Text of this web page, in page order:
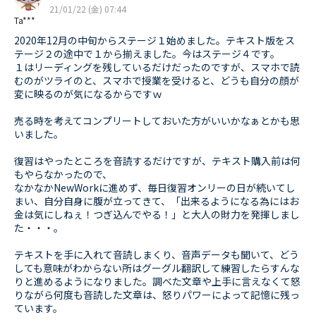
Ta***
21/01/22 (金) 07:44
2020年12月の中旬からステージ１始めました。テキスト版をス
テージ２の途中で１から揃えました。今はステージ４です。
１はリーディングを残しているだけだったのですが、スマホで読
むのがツライのと、スマホで授業を受けると、どうも自分の顔が
変に映るのが気になるからですｗ
売る時を考えてコンプリートしておいた方がいいかなぁとかも思
いました。
復習はやったところを音読するだけですが、テキスト購入前は何
もやらなかったので、
なかなかNewWorkに進めず、毎日復習オンリーの日が続いてし
まい、自分自身に腹が立ってきて、「出来るようになる為にはお
金は気にしねぇ！つぎ込んでやる！」と大人の財力を発揮しまし
た・・・。
テキストを手に入れて音読しまくり、音声データも聞いて、どう
しても意味がわからない所はグーグル翻訳して練習したらすんな
りと進めるようになりました。調べた文章や上手に言えなくて怒
りながら何度も音読した文章は、怒りパワーによって記憶に残っ
ています。